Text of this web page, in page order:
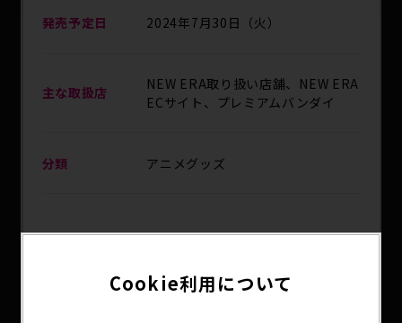
発売予定日 2024年7月30日（火）
主な取扱店
NEW ERA取り扱い店舗、NEW ERA
ECサイト、プレミアムバンダイ
分類 アニメグッズ
アニメ『ジョジョの奇妙な冒険 黄金の風』×NEW
Cookie利用について